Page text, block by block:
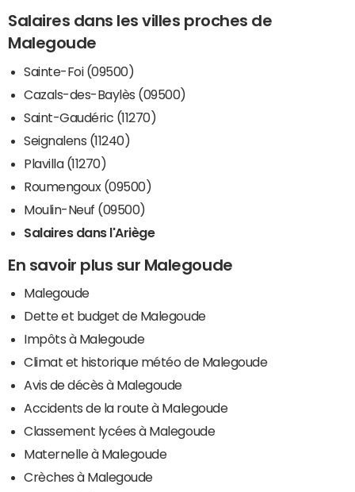
Salaires dans les villes proches de
Malegoude
Sainte-Foi (09500)
Cazals-des-Baylès (09500)
Saint-Gaudéric (11270)
Seignalens (11240)
Plavilla (11270)
Roumengoux (09500)
Moulin-Neuf (09500)
Salaires dans l'Ariège
En savoir plus sur Malegoude
Malegoude
Dette et budget de Malegoude
Impôts à Malegoude
Climat et historique météo de Malegoude
Avis de décès à Malegoude
Accidents de la route à Malegoude
Classement lycées à Malegoude
Maternelle à Malegoude
Crèches à Malegoude